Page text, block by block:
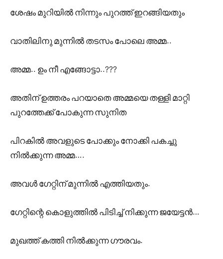
ശേഷം മുറിയിൽ നിന്നും പുറത്ത് ഇറങ്ങിയതും
വാതിലിനു മുന്നിൽ തടസം പോലെ അമ്മ..
അമ്മ.. ഉം നീ എങ്ങോട്ടാ..???
അതിന് ഉത്തരം പറയാതെ അമ്മയെ തള്ളി മാറ്റി
പുറത്തേക്ക് പോകുന്ന സുനിത
പിറകിൽ അവളുടെ പോക്കും നോക്കി പകച്ചു
നിൽക്കുന്ന അമ്മ….
അവൾ ഗേറ്റിന് മുന്നിൽ എത്തിയതും.
ഗേറ്റിന്റെ കൊളുത്തിൽ പിടിച്ച് നിക്കുന്ന ജയേട്ടൻ…
മുഖത്ത് കത്തി നിൽക്കുന്ന ഗൗരവം.